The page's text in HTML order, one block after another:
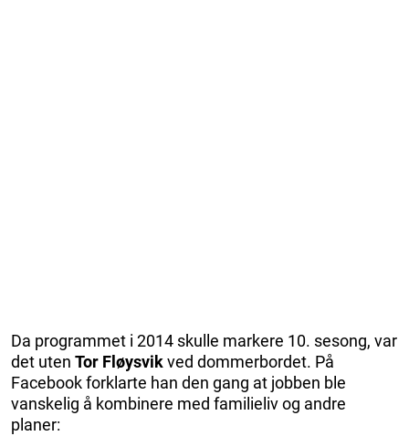
Da programmet i 2014 skulle markere 10. sesong, var
det uten Tor Fløysvikved dommerbordet. På
Facebook forklarte han den gang at jobben ble
vanskelig å kombinere med familieliv og andre
planer: